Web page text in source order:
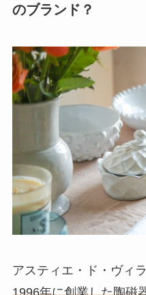
のブランド？
アスティエ・ド・ヴィ
1996年に創業した陶磁